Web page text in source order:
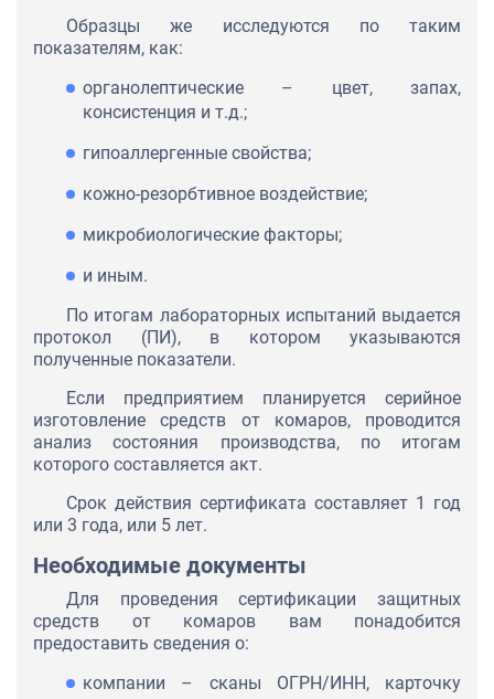
Образцы же исследуются по таким
показателям, как:
органолептические – цвет, запах,
консистенция и т.д.;
гипоаллергенные свойства;
кожно-резорбтивное воздействие;
микробиологические факторы;
и иным.
По итогам лабораторных испытаний выдается
протокол (ПИ), в котором указываются
полученные показатели.
Если предприятием планируется серийное
изготовление средств от комаров, проводится
анализ состояния производства, по итогам
которого составляется акт.
Срок действия сертификата составляет 1 год
или 3 года, или 5 лет.
Необходимые документы
Для проведения сертификации защитных
средств от комаров вам понадобится
предоставить сведения о:
компании – сканы ОГРН/ИНН, карточку